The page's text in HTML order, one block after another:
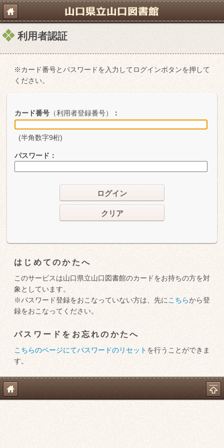
利用者認証
※カード番号とパスワードを入力してログインボタンを押して
ください。
カード番号 （利用者登録番号） ：
(半角数字9桁)
パスワード ：
ログイン
クリア
はじめてのかたへ
このサービスは山口県立山口図書館のカードをお持ちの方を対
象としています。
※パスワード登録をおこなっていない方は、先に こちらから登
録をおこなってください。
パスワードをお忘れのかたへ
こちらのページにてパスワードのリセット を行うことができま
す。